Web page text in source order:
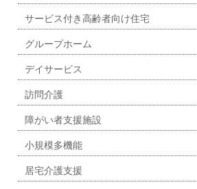
サービス付き高齢者向け住宅
グループホーム
デイサービス
訪問介護
障がい者支援施設
小規模多機能
居宅介護支援